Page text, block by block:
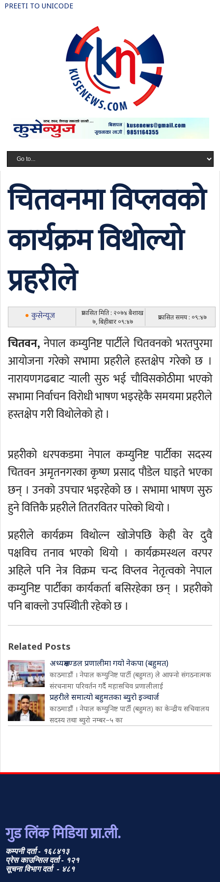
PREETI TO UNICODE
चितवनमा विप्लवको
कार्यक्रम विथोल्यो
प्रहरीले
कुसेन्यूज
प्रकासित मिति : २०७४ बैशाख
७, बिहीबार ०९:४७
प्रकासित समय : ०९:४७
चितवन,नेपाल कम्युनिष्ट पार्टीले चितवनको भरतपुरमा
आयोजना गरेको सभामा प्रहरीले हस्तक्षेप गरेको छ ।
नारायणगढबाट र्‍याली सुरु भई चौविसकोठीमा भएको
सभामा निर्वाचन विरोधी भाषण भइरहेकै समयमा प्रहरीले
हस्तक्षेप गरी विथोलेको हो ।
प्रहरीको धरपकडमा नेपाल कम्युनिष्ट पार्टीका सदस्य
चितवन अमृतनगरका कृष्ण प्रसाद पौडेल घाइते भएका
छन् । उनको उपचार भइरहेको छ । सभामा भाषण सुरु
हुने वित्तिकै प्रहरीले तितरवितर पारेको थियो ।
प्रहरीले कार्यक्रम विथोल्न खोजेपछि केही वेर दुवै
पक्षविच तनाव भएको थियो । कार्यक्रमस्थल वरपर
अहिले पनि नेत्र विक्रम चन्द विप्लव नेतृत्वको नेपाल
कम्युनिष्ट पार्टीका कार्यकर्ता बसिरहेका छन् । प्रहरीको
पनि बाक्लो उपस्थिीती रहेको छ ।
Related Posts
अध्यक्षमण्डल प्रणालीमा गयो नेकपा (बहुमत)
काठमाडौं । नेपाल कम्युनिष्ट पार्टी (बहुमत) ले आफ्नो संगठनात्मक
संरचनामा परिवर्तन गर्दै महासचिव प्रणालीलाई
प्रहरीले समात्यो बहुमतका ब्युरो इञ्चार्ज
काठमाडौं । नेपाल कम्युनिष्ट पार्टी (बहुमत) का केन्द्रीय सचिवालय
सदस्य तथा ब्युरो नम्बर–५ का
गुड लिंक मिडिया प्रा.ली.
कम्पनी दर्ता - १६८४१३
प्रेस काउन्सिल दर्ता - १२१
सूचना विभाग दर्ता - ४८१